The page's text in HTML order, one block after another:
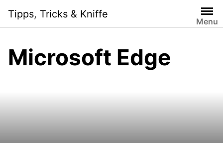
content
Tipps, Tricks & Kniffe
Menu
Microsoft Edge